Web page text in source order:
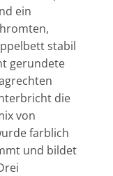
ein
stabil
gerundete
die
von
farblich
und bildet